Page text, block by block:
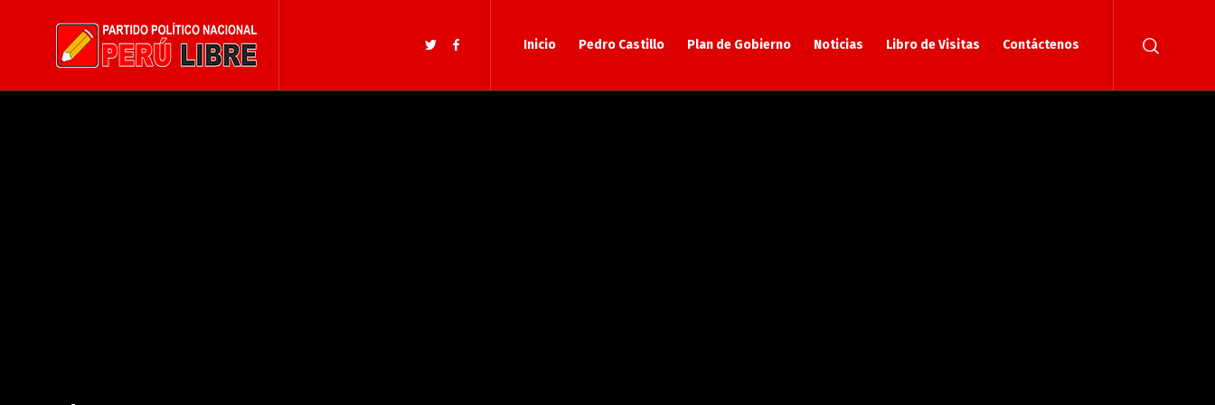
Inicio Pedro Castillo Plan de Gobierno Noticias Libro de Visitas Contáctenos